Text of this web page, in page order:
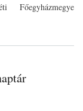
Főegyházmegye